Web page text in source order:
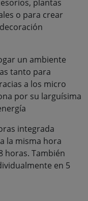
plantas
o para crear
un ambiente
tanto para
a los micro
por su larguísima
integrada
la misma hora
horas. También
en 5